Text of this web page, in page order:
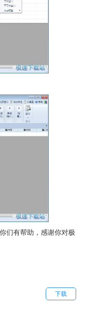
们有帮助，感谢你对极
下载